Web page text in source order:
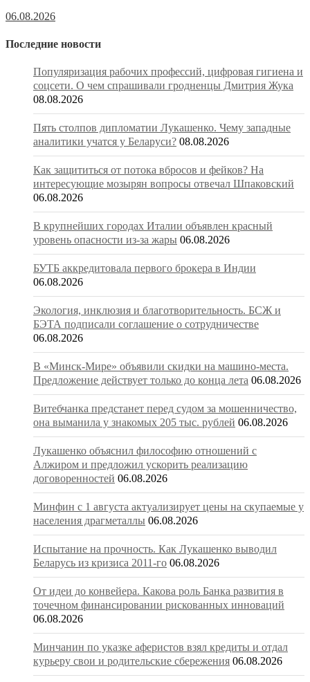
06.08.2026
Последние новости
Популяризация рабочих профессий, цифровая гигиена и
соцсети. О чем спрашивали гродненцы Дмитрия Жука
08.08.2026
Пять столпов дипломатии Лукашенко. Чему западные
аналитики учатся у Беларуси? 08.08.2026
Как защититься от потока вбросов и фейков? На
интересующие мозырян вопросы отвечал Шпаковский
06.08.2026
В крупнейших городах Италии объявлен красный
уровень опасности из-за жары 06.08.2026
БУТБ аккредитовала первого брокера в Индии
06.08.2026
Экология, инклюзия и благотворительность. БСЖ и
БЭТА подписали соглашение о сотрудничестве
06.08.2026
В «Минск-Мире» объявили скидки на машино-места.
Предложение действует только до конца лета 06.08.2026
Витебчанка предстанет перед судом за мошенничество,
она выманила у знакомых 205 тыс. рублей 06.08.2026
Лукашенко объяснил философию отношений с
Алжиром и предложил ускорить реализацию
договоренностей 06.08.2026
Минфин с 1 августа актуализирует цены на скупаемые у
населения драгметаллы 06.08.2026
Испытание на прочность. Как Лукашенко выводил
Беларусь из кризиса 2011-го 06.08.2026
От идеи до конвейера. Какова роль Банка развития в
точечном финансировании рискованных инноваций
06.08.2026
Минчанин по указке аферистов взял кредиты и отдал
курьеру свои и родительские сбережения 06.08.2026